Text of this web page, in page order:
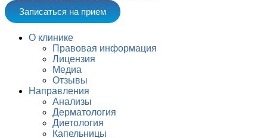
Записаться на прием
О клинике
Правовая информация
Лицензия
Медиа
Отзывы
Направления
Анализы
Дерматология
Диетология
Капельницы